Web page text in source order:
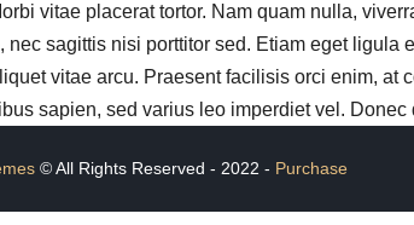
vitae placerat tortor. Nam quam nulla,
sagittis nisi porttitor sed. Etiam eget
vitae arcu. Praesent facilisis orci enim, at
sapien, sed varius leo imperdiet vel.
© All Rights Reserved - 2022 - Purchase